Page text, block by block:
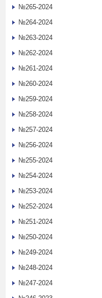
№265-2024
№264-2024
№263-2024
№262-2024
№261-2024
№260-2024
№259-2024
№258-2024
№257-2024
№256-2024
№255-2024
№254-2024
№253-2024
№252-2024
№251-2024
№250-2024
№249-2024
№248-2024
№247-2024